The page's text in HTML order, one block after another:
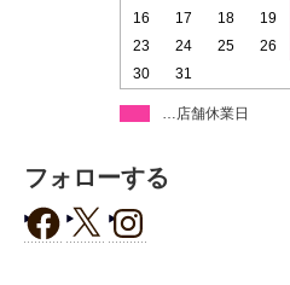
16
17 18 19
23
24 25 26
30
31
…店舗休業日
フォローする